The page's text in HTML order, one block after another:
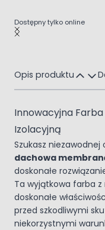
Dostępny tylko online
Main image
Click to view image in
Opis produktu
Innowacyjna
Izolacyjną
Szukasz
dachowa
doskonałe
Ta wyjątkowa farba
doskonałe
przed szkodliwymi
niekorzystnymi